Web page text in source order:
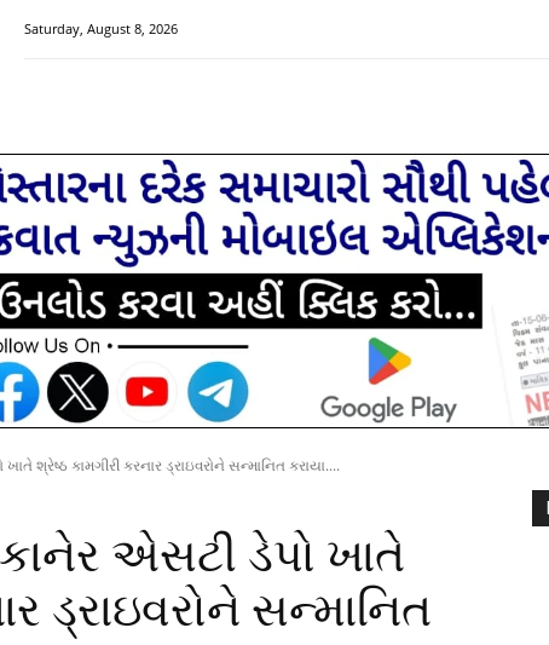
Saturday, August 8, 2026
શ્રેષ્ઠ કામગીરી કરનાર ડ્રાઇવરોને સન્માનિત કરાયા....
એસટી ડેપો ખાતે
ડ્રાઇવરોને સન્માનિત